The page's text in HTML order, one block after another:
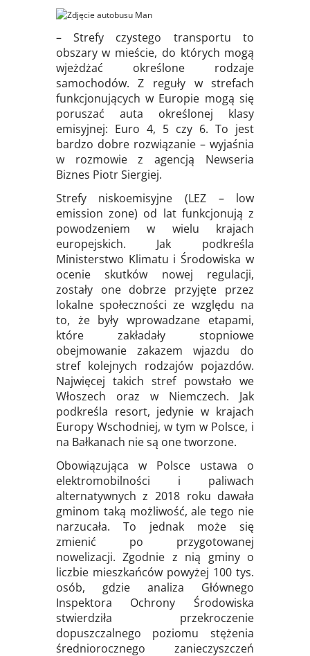
– Strefy czystego transportu to
obszary w mieście, do których mogą
wjeżdżać określone rodzaje
samochodów. Z reguły w strefach
funkcjonujących w Europie mogą się
poruszać auta określonej klasy
emisyjnej: Euro 4, 5 czy 6. To jest
bardzo dobre rozwiązanie – wyjaśnia
w rozmowie z agencją Newseria
Biznes Piotr Siergiej.
Strefy niskoemisyjne (LEZ – low
emission zone) od lat funkcjonują z
powodzeniem w wielu krajach
europejskich. Jak podkreśla
Ministerstwo Klimatu i Środowiska w
ocenie skutków nowej regulacji,
zostały one dobrze przyjęte przez
lokalne społeczności ze względu na
to, że były wprowadzane etapami,
które zakładały stopniowe
obejmowanie zakazem wjazdu do
stref kolejnych rodzajów pojazdów.
Najwięcej takich stref powstało we
Włoszech oraz w Niemczech. Jak
podkreśla resort, jedynie w krajach
Europy Wschodniej, w tym w Polsce, i
na Bałkanach nie są one tworzone.
Obowiązująca w Polsce ustawa o
elektromobilności i paliwach
alternatywnych z 2018 roku dawała
gminom taką możliwość, ale tego nie
narzucała. To jednak może się
zmienić po przygotowanej
nowelizacji. Zgodnie z nią gminy o
liczbie mieszkańców powyżej 100 tys.
osób, gdzie analiza Głównego
Inspektora Ochrony Środowiska
stwierdziła przekroczenie
dopuszczalnego poziomu stężenia
średniorocznego zanieczyszczeń